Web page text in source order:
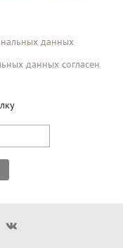
данных
данных согласен